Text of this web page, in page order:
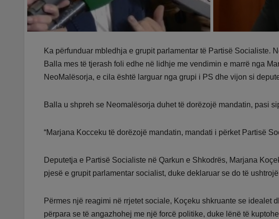
Ka përfunduar mbledhja e grupit parlamentar të Partisë Socialiste.
Balla mes të tjerash foli edhe në lidhje me vendimin e marrë nga
NeoMalësorja, e cila është larguar nga grupi i PS dhe vijon si
Balla u shpreh se Neomalësorja duhet të dorëzojë mandatin, pasi
“Marjana Kocceku të dorëzojë mandatin, mandati i përket Partisë
Deputetja e Partisë Socialiste në Qarkun e Shkodrës, Marjana
pjesë e grupit parlamentar socialist, duke deklaruar se do të
Përmes një reagimi në rrjetet sociale, Koçeku shkruante se idealet
përpara se të angazhohej me një forcë politike, duke lënë të